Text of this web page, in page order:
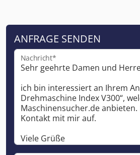
ANFRAGE SENDEN
Nachricht*